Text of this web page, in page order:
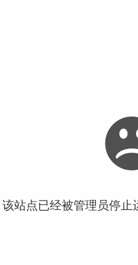
站点已经被管理员停